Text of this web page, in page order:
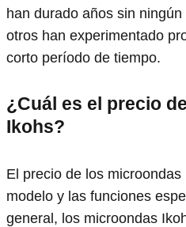
han durado años sin
otros han experimentado
corto período de tiempo.
¿Cuál es el precio
Ikohs?
El precio de los
modelo y las funciones
general, los microondas